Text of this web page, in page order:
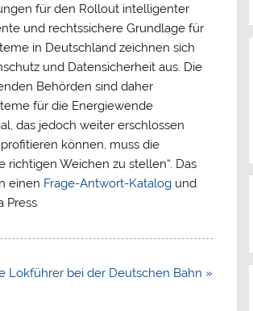
für den Rollout intelligenter
und rechtssichere Grundlage für
in Deutschland zeichnen sich
und Datensicherheit aus. Die
Behörden sind daher
für die Energiewende
das jedoch weiter erschlossen
können, muss die
Weichen zu stellen“. Das
einen Frage-Antwort-Katalog und
Press
Lokführer bei der Deutschen Bahn »